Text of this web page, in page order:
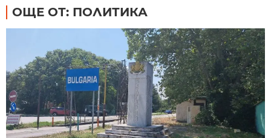
ОЩЕ ОТ: ПОЛИТИКА